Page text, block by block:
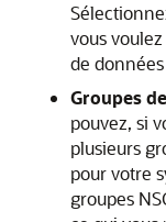
vous
de
Groupes
pouvez, si
plusieurs
pour votre
groupes